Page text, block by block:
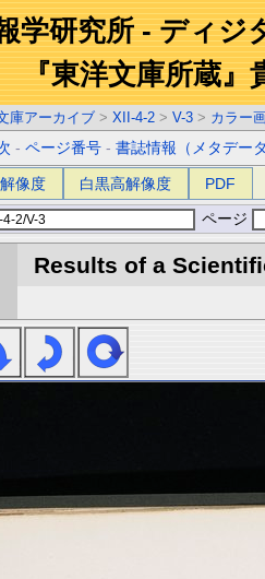
学研究所 - ディジ
『東洋文庫所蔵』
庫アーカイブ > XII-4-2 > V-3 > カラー
-ページ番号 -書誌情報（メタデー
像度 白黒高解像度 PDF
ページ
Results of a